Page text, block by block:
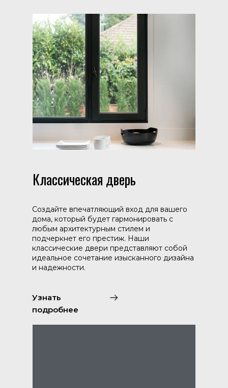
Узнать
подробнее
Создайте впечатляющий вход для вашего
дома, который будет гармонировать с
любым архитектурным стилем и
подчеркнет его престиж. Наши
классические двери представляют собой
идеальное сочетание изысканного дизайна
и надежности.
Классическая дверь